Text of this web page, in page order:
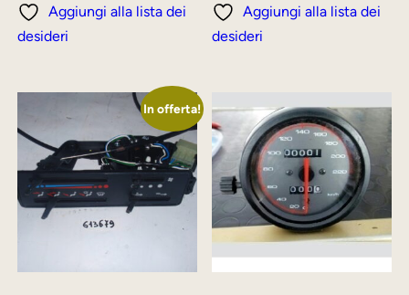
Aggiungi alla lista dei
desideri
18,00 €. 14,00 €.
Aggiungi alla lista dei
desideri
In offerta!